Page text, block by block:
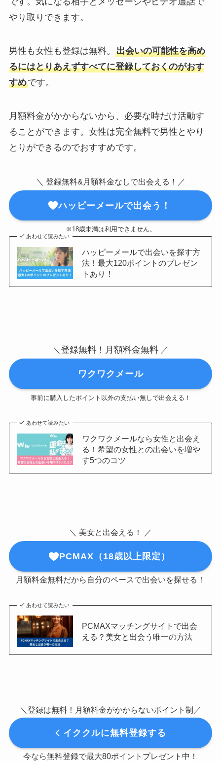
やり取りできます。
男性も女性も登録は無料。 出会いの可能性を高め
るにはとりあえずすべてに登録しておくのがおす
すめです。
月額料金がかからないから、必要な時だけ活動す
ることができます。女性は完全無料で男性とやり
とりができるのでおすすめです。
＼ 登録無料&月額料金なしで出会える！／
ハッピーメールで出会う！
※18歳未満は利用できません。
あわせて読みたい
ハッピーメールで出会いを探す方
法！最大120ポイントのプレゼン
トあり！
＼ 登録無料！月額料金無料 ／
ワクワクメール
事前に購入したポイント以外の支払い無しで出会える！
あわせて読みたい
ワクワクメールなら女性と出会え
る！希望の女性との出会いを増や
す5つのコツ
＼ 美女と出会える！ ／
PCMAX（18歳以上限定）
月額料金無料だから自分のペースで出会いを探せる！
あわせて読みたい
PCMAXマッチングサイトで出会
える？美女と出会う唯一の方法
＼登録は無料！月額料金がかからないポイント制／
イククルに無料登録する
今なら無料登録で最大80ポイントプレゼント中！